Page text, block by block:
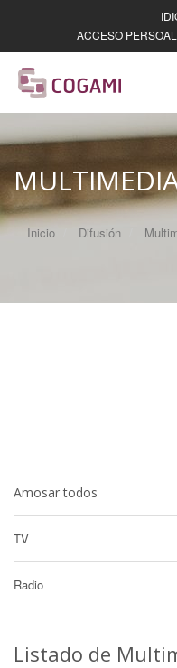
ACCESO PERSOAL
Inicio Difusión
Amosar todos
TV
Radio
Listado de